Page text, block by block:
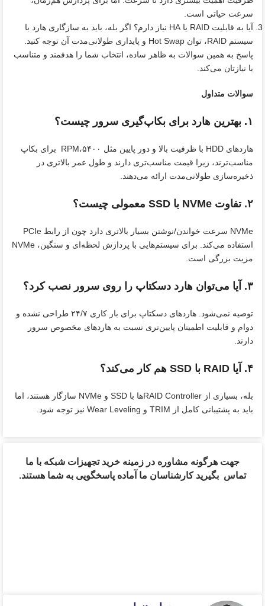
سرعت حیاتی است.
آیا به قابلیت RAID یا HA نیاز دارم؟ اگر بله، باید به سازگاری هارد با
سیستم RAID، توان Hot Swap و پایداری طولانی‌مدت آن توجه کنید.
پاسخ به همین سوالات به‌ ظاهر ساده، انتخاب شما را هدفمند و متناسب
با نیازتان می‌کند.
سوالات متداول
۱. بهترین هارد برای بکاپ‌گیری سرور چیست؟
هاردهای HDD با ظرفیت بالا و دور پایین مثل ۵۴۰۰،RPM برای بکاپ
مناسب‌ترند، زیرا قیمت مناسب‌تری دارند و طول عمر بالاتری در
ذخیره‌سازی طولانی‌مدت ارائه می‌دهند.
۲. تفاوت NVMe با SSD معمولی چیست؟
NVMe سرعت خواندن/نوشتن بسیار بالاتری دارد چون از رابط PCIe
استفاده می‌کند. برای سیستم‌هایی با پردازش لحظه‌ای و سنگین، NVMe
مزیت بزرگی است.
۳. آیا می‌توان هارد دسکتاپ را روی سرور نصب کرد؟
توصیه نمی‌شود. هاردهای دسکتاپ برای بار کاری ۲۴/۷ طراحی نشده‌ و
دوام و قابلیت اطمینان پایین‌تری نسبت به هاردهای مخصوص سرور
دارند.
۴. آیا RAID با SSD هم کار می‌کند؟
بله، بسیاری از RAID Controllerها با SSD و NVMe سازگار هستند، اما
باید به پشتیبانی کامل از TRIM و Wear Leveling نیز توجه شود.
جهت هرگونه مشاوره در زمینه خرید تجهیزات شبکه با ما
تماس بگیرید کارشناسان ما آماده پاسخگویی به شما هستند.